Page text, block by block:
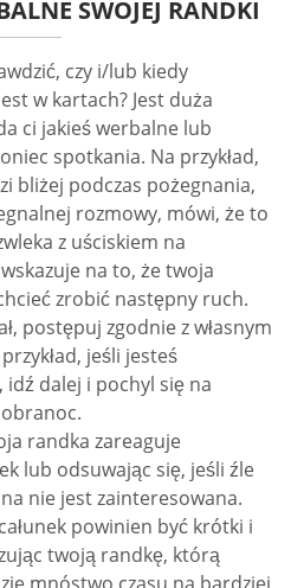
SWOJEJ RANDKI
czy i/lub kiedy
w kartach? Jest duża
ci jakieś werbalne lub
spotkania. Na przykład,
bliżej podczas pożegnania,
rozmowy, mówi, że to
z uściskiem na
na to, że twoja
zrobić następny ruch.
postępuj zgodnie z własnym
jeśli jesteś
dalej i pochyl się na
randka zareaguje
lub odsuwając się, jeśli źle
nie jest zainteresowana.
powinien być krótki i
twoją randkę, którą